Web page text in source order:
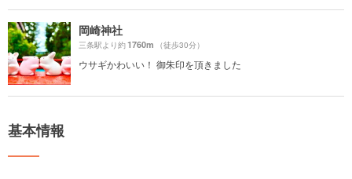
岡崎神社
三条駅より約1760m （徒歩30分）
ウサギかわいい！ 御朱印を頂きました
基本情報